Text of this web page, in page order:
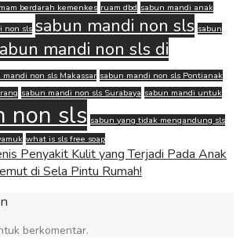
berdarah kemenkes ruam dbd sabun mandi anak
non sls sabun mandi non sls sabun
mandi non sls di
mandi non sls Makassar sabun mandi non sls Pontianak
sabun mandi non sls Surabaya sabun mandi untuk
non sls sabun yang tidak mengandung sls
what is sls free soap
Penyakit Kulit yang Terjadi Pada Anak
di Sela Pintu Rumah!
berkomentar.